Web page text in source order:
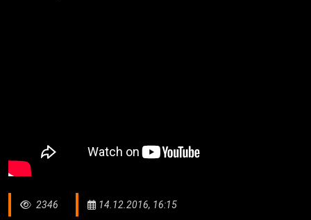
2346 14.12.2016, 16:15